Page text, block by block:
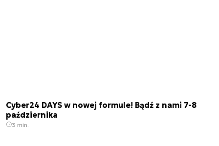
Cyber24 DAYS w nowej formule! Bądź z nami 7-8
października
3 min.